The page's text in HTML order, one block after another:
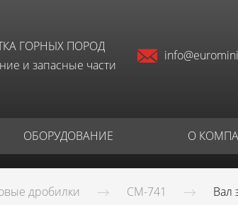
ГОРНЫХ ПОРОД
и запасные части
ОБОРУДОВАНИЕ О
дробилки СМ-741 Вал